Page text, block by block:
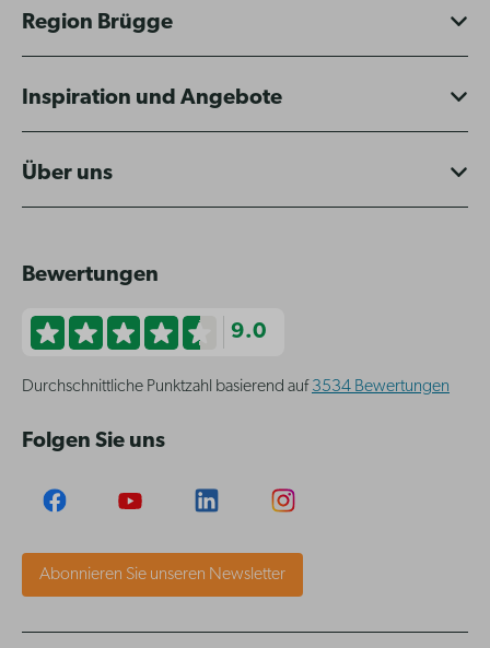
Region Brügge
Inspiration und Angebote
Über uns
Bewertungen
9.0
Durchschnittliche Punktzahl basierend auf 3534 Bewertungen
Folgen Sie uns
Abonnieren Sie unseren Newsletter